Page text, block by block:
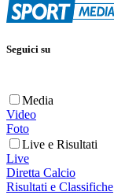
Seguici su
Media
Video
Foto
Live e Risultati
Live
Diretta Calcio
Risultati e Classifiche